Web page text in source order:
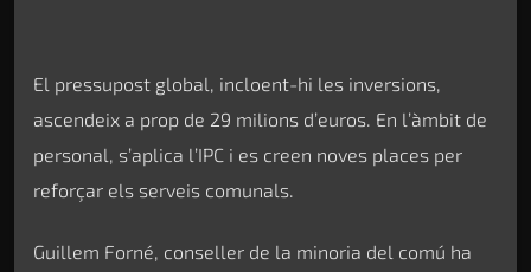
El pressupost global, incloent-hi les inversions,
ascendeix a prop de 29 milions d’euros. En l’àmbit de
personal, s’aplica l’IPC i es creen noves places per
reforçar els serveis comunals.
Guillem Forné, conseller de la minoria del comú ha